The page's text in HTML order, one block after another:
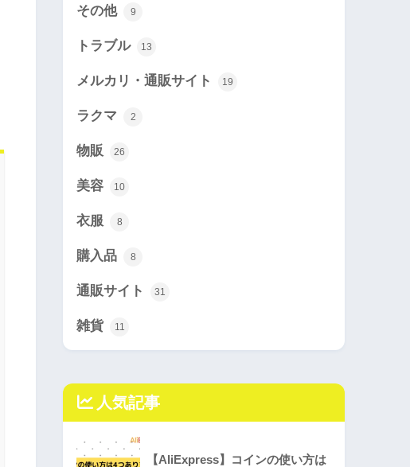
その他 9
トラブル 13
メルカリ・通販サイト 19
ラクマ 2
物販 26
美容 10
衣服 8
購入品 8
通販サイト 31
雑貨 11
人気記事
【AliExpress】コインの使い方は